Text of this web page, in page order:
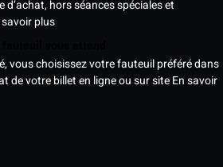
hors séances spéciales et
savoir plus
vous choisissez votre fauteuil préféré dans
de votre billet en ligne ou sur siteEn savoir